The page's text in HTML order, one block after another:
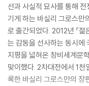
선과 사실적 묘사를 통해
기게 하는 바실리 그로스만
로 출간되었다. 2012년 『
는 감동을 선사하는 동시에
지평을 넓혀온 창비세계문
맞이했다. 2차대전에서 1천
록한 바실리 그로스만의 장